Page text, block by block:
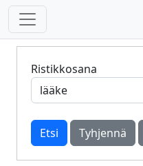
Ristikkosana
Tyhjennä